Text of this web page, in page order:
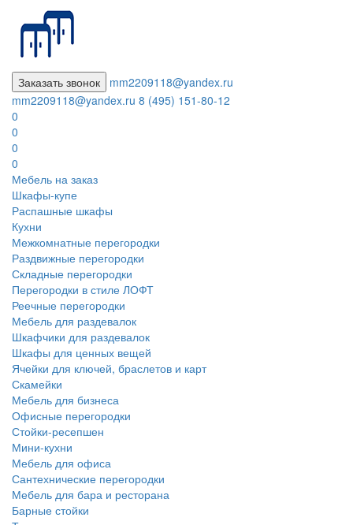
Заказать звонок
mm2209118@yandex.ru
mm2209118@yandex.ru 8 (495) 151-80-12
0
0
0
0
Мебель на заказ
Шкафы-купе
Распашные шкафы
Кухни
Межкомнатные перегородки
Раздвижные перегородки
Складные перегородки
Перегородки в стиле ЛОФТ
Реечные перегородки
Мебель для раздевалок
Шкафчики для раздевалок
Шкафы для ценных вещей
Ячейки для ключей, браслетов и карт
Скамейки
Мебель для бизнеса
Офисные перегородки
Стойки-ресепшен
Мини-кухни
Мебель для офиса
Сантехнические перегородки
Мебель для бара и ресторана
Барные стойки